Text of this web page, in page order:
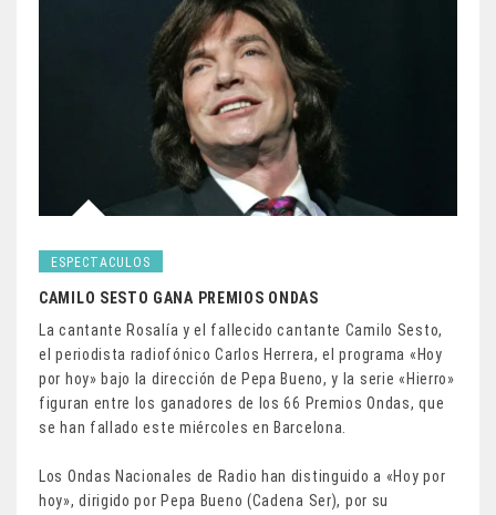
ESPECTACULOS
CAMILO SESTO GANA PREMIOS ONDAS
La cantante Rosalía y el fallecido cantante Camilo Sesto,
el periodista radiofónico Carlos Herrera, el programa «Hoy
por hoy» bajo la dirección de Pepa Bueno, y la serie «Hierro»
figuran entre los ganadores de los 66 Premios Ondas, que
se han fallado este miércoles en Barcelona.
Los Ondas Nacionales de Radio han distinguido a «Hoy por
hoy», dirigido por Pepa Bueno (Cadena Ser), por su